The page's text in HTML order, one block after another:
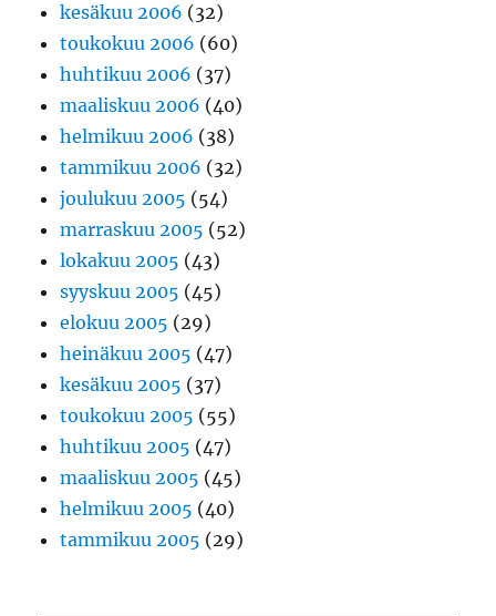
kesäkuu 2006 (32)
toukokuu 2006 (60)
huhtikuu 2006 (37)
maaliskuu 2006 (40)
helmikuu 2006 (38)
tammikuu 2006 (32)
joulukuu 2005 (54)
marraskuu 2005 (52)
lokakuu 2005 (43)
syyskuu 2005 (45)
elokuu 2005 (29)
heinäkuu 2005 (47)
kesäkuu 2005 (37)
toukokuu 2005 (55)
huhtikuu 2005 (47)
maaliskuu 2005 (45)
helmikuu 2005 (40)
tammikuu 2005 (29)